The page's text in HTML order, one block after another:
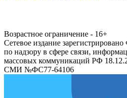
Возрастное ограничение - 16+
Сетевое издание
по надзору в сфере связи,
массовых коммуникаций РФ
СМИ №ФС77-64106